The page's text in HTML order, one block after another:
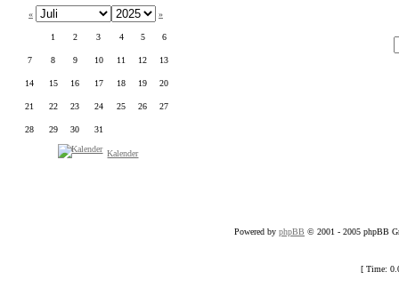
« »
1 2 3 4 5 6
7 8 9 10 11 12 13
14 15 16 17 18 19 20
21 22 23 24 25 26 27
28 29 30 31
Kalender
Powered by phpBB © 2001 - 2005 phpBB
[ Time: